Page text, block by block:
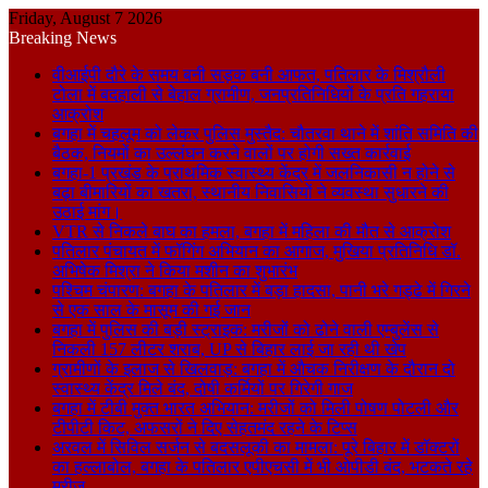
Friday, August 7 2026
Breaking News
वीआईपी दौरे के समय बनी सड़क बनी आफत, पतिलार के मिश्रौली
टोला में बदहाली से बेहाल ग्रामीण, जनप्रतिनिधियों के प्रति गहराया
आक्रोश
बगहा में चहलूम को लेकर पुलिस मुस्तैद: चौतरवा थाने में शांति समिति की
बैठक, नियमों का उल्लंघन करने वालों पर होगी सख्त कार्रवाई
बगहा-1 प्रखंड के प्राथमिक स्वास्थ्य केंद्र में जलनिकासी न होने से
बढ़ा बीमारियों का खतरा, स्थानीय निवासियों ने व्यवस्था सुधारने की
उठाई मांग।
VTR से निकले बाघ का हमला, बगहा में महिला की मौत से आक्रोश
पतिलार पंचायत में फॉगिंग अभियान का आगाज, मुखिया प्रतिनिधि डॉ.
अभिषेक मिश्रा ने किया मशीन का शुभारंभ
पश्चिम चंपारण: बगहा के पतिलार में बड़ा हादसा, पानी भरे गड्ढे में गिरने
से एक साल के मासूम की गई जान
बगहा में पुलिस की बड़ी स्ट्राइक: मरीजों को ढोने वाली एम्बुलेंस से
निकली 157 लीटर शराब, UP से बिहार लाई जा रही थी खेप
ग्रामीणों के इलाज से खिलवाड़: बगहा में औचक निरीक्षण के दौरान दो
स्वास्थ्य केंद्र मिले बंद, दोषी कर्मियों पर गिरेगी गाज
बगहा में टीबी मुक्त भारत अभियान: मरीजों को मिली पोषण पोटली और
टीपीटी किट, अफसरों ने दिए सेहतमंद रहने के टिप्स
अरवल में सिविल सर्जन से बदसलूकी का मामला: पूरे बिहार में डॉक्टरों
का हल्लाबोल, बगहा के पतिलार एपीएचसी में भी ओपीडी बंद, भटकते रहे